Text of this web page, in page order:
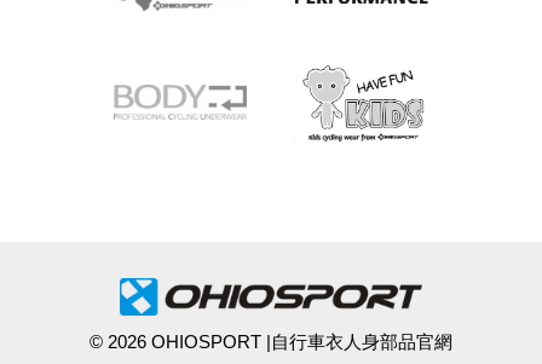
© 2026 OHIOSPORT |自行車衣人身部品官網